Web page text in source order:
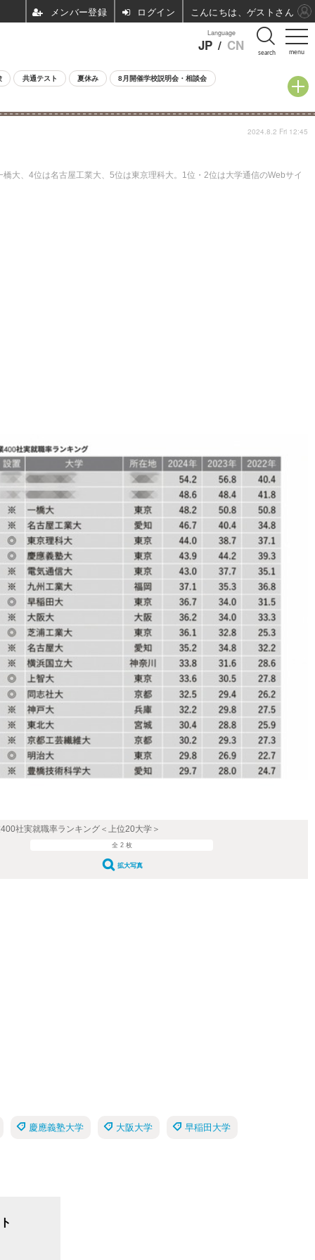
menu
Language
JP / CN search
共通テスト 夏休み 8月開催学校説明会・相談会
、4位は名古屋工業大、5位は東京理科大。1位・2位は大学通信のWebサイ
2024.8.2 Fri 12:45
社実就職率ランキング＜上位20大学＞
全 2 枚
拡大写真
慶應義塾大学 大阪大学 早稲田大学
ログイン こんにちは、ゲストさん